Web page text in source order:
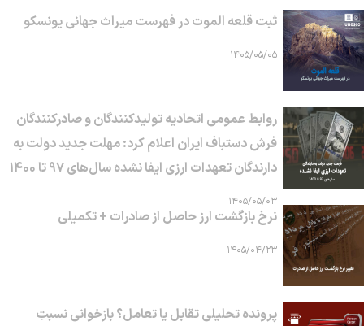
ثبت قلعه الموت در فهرست میراث جهانی یونسکو
۱۴۰۵/۰۵/۰۵
روابط عمومی اتحادیه تولیدکنندگان و صادرکنندگان
فرش دستباف ایران اعلام کرد: مهلت جدید دولت به
دارندگان تعهدات ارزی ایفا نشده سال‌های ۹۷ تا ۱۴۰۰
۱۴۰۵/۰۵/۰۳
نرخ بازگشت ارز حاصل از صادرات + تکمیلی
۱۴۰۵/۰۴/۲۳
پرونده تحلیلی تقابل یا تعامل؟ بازخوانی نسبتِ